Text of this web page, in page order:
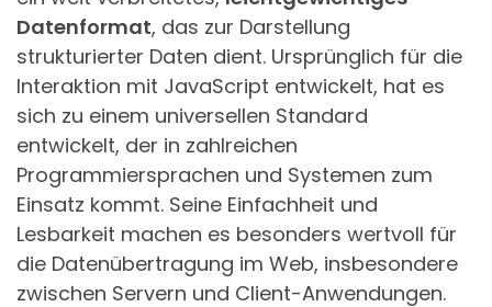
Datenformat, das zur Darstellung
strukturierter Daten dient. Ursprünglich für die
Interaktion mit JavaScript entwickelt, hat es
sich zu einem universellen Standard
entwickelt, der in zahlreichen
Programmiersprachen und Systemen zum
Einsatz kommt. Seine Einfachheit und
Lesbarkeit machen es besonders wertvoll für
die Datenübertragung im Web, insbesondere
zwischen Servern und Client-Anwendungen.